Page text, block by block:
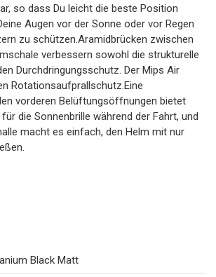
so dass Du leicht die beste Position
Augen vor der Sonne oder vor Regen
zu schützen.Aramidbrücken zwischen
verbessern sowohl die strukturelle
Durchdringungsschutz. Der Mips Air
Rotationsaufprallschutz.Eine
vorderen Belüftungsöffnungen bietet
die Sonnenbrille während der Fahrt, und
macht es einfach, den Helm mit nur
Black Matt